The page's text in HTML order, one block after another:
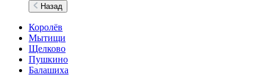
Назад
Королёв
Мытищи
Щелково
Пушкино
Балашиха